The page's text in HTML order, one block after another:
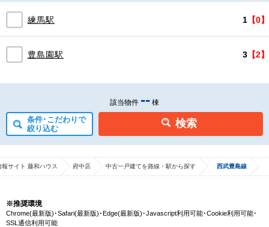
練馬駅 【0】
1
豊島園駅 【2】
3
該当物件 -- 棟
条件･こだわりで
絞り込む
検索
サイト 藤和ハウス 府中店 中古一戸建てを路線・駅から探す 西武豊島線
※推奨環境
Chrome(最新版)･Safari(最新版)･Edge(最新版)･Javascript利用可能･Cookie利用可能･
SSL通信利用可能